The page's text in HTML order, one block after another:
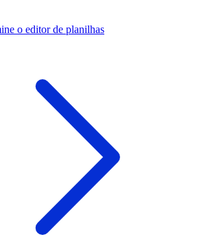
o editor de planilhas